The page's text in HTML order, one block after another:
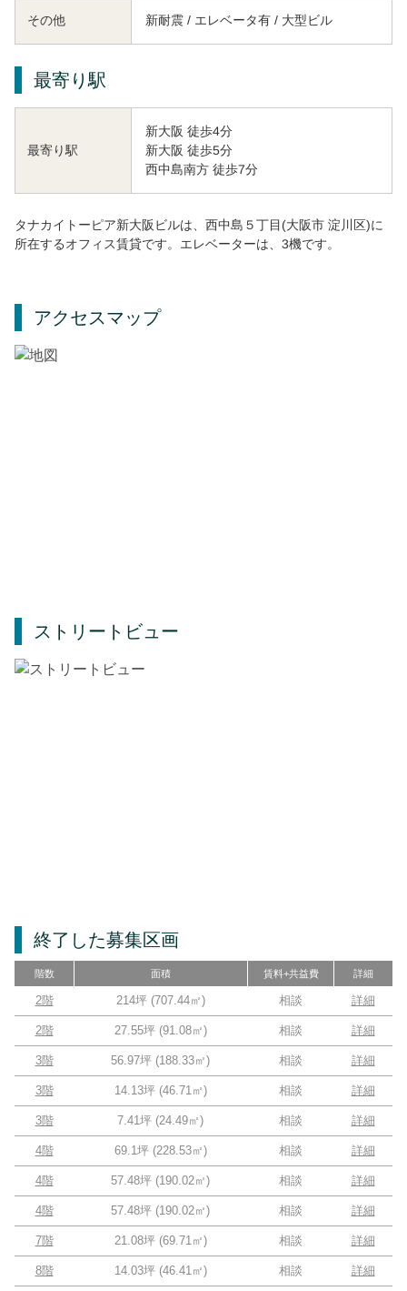
その他 新耐震 / エレベータ有 / 大型ビル
最寄り駅
最寄り駅
新大阪 徒歩4分
新大阪 徒歩5分
西中島南方 徒歩7分
タナカイトーピア新大阪ビルは、西中島５丁目(大阪市 淀川区)に
所在するオフィス賃貸です。エレベーターは、3機です。
アクセスマップ
ストリートビュー
終了した募集区画
階数 面積 賃料+共益費 詳細
2階 214坪 (707.44㎡) 相談 詳細
2階 27.55坪 (91.08㎡) 相談 詳細
3階 56.97坪 (188.33㎡) 相談 詳細
3階 14.13坪 (46.71㎡) 相談 詳細
3階 7.41坪 (24.49㎡) 相談 詳細
4階 69.1坪 (228.53㎡) 相談 詳細
4階 57.48坪 (190.02㎡) 相談 詳細
4階 57.48坪 (190.02㎡) 相談 詳細
7階 21.08坪 (69.71㎡) 相談 詳細
8階 14.03坪 (46.41㎡) 相談 詳細